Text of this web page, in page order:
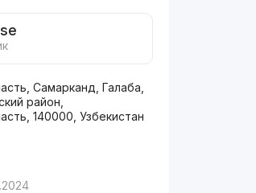
Самарканд, Галаба,
район,
140000, Узбекистан